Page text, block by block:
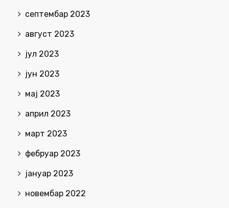
септембар 2023
август 2023
јул 2023
јун 2023
мај 2023
април 2023
март 2023
фебруар 2023
јануар 2023
новембар 2022